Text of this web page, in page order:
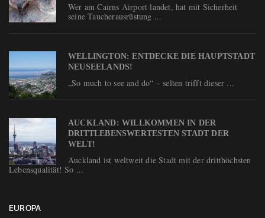
Wer am Cairns Airport landet, hat mit Sicherheit
seine Taucherausrüstung ...
WELLINGTON: ENTDECKE DIE HAUPTSTADT
NEUSEELANDS!
„So much to see and do“ – selten trifft dieser ...
AUCKLAND: WILLKOMMEN IN DER
DRITTLEBENSWERTESTEN STADT DER
WELT!
Auckland ist weltweit die Stadt mit der dritthöchsten
Lebensqualität! So ...
EUROPA